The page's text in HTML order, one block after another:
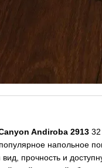
Andiroba 2913 32
напольное
прочность и